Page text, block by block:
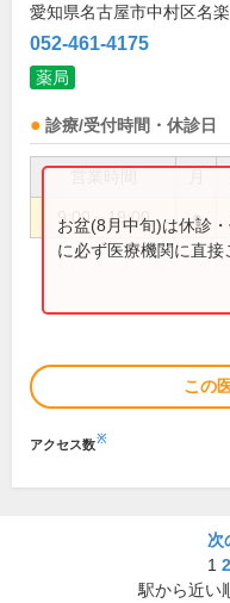
愛知県名古屋市中村区名
052-461-4175
薬局
診療/受付時間・休診日
9:00～19:00 ●
お盆(8月中旬)は休診
に必ず医療機関に直接
この
アクセス数※
次
1 2
駅から近い